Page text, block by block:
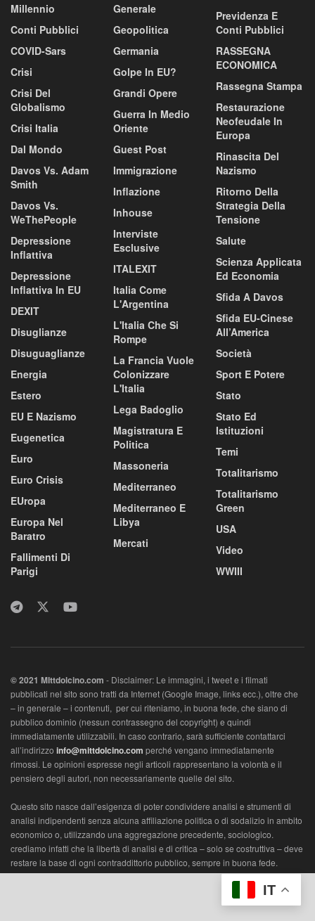
Millennio
Conti Pubblici
COVID-Sars
Crisi
Crisi Del
Globalismo
Crisi Italia
Dal Mondo
Davos Vs. Adam
Smith
Davos Vs.
WeThePeople
Depressione
Inflattiva
Depressione
Inflattiva In EU
DEXIT
Disuglianze
Disuguaglianze
Energia
Estero
EU E Nazismo
Eugenetica
Euro
Euro Crisis
EUropa
Europa Nel
Baratro
Fallimenti Di
Parigi
Generale
Geopolitica
Germania
Golpe In EU?
Grandi Opere
Guerra In Medio
Oriente
Guest Post
Immigrazione
Inflazione
Inhouse
Interviste
Esclusive
ITALEXIT
Italia Come
L'Argentina
L'Italia Che Si
Rompe
La Francia Vuole
Colonizzare
L'Italia
Lega Badoglio
Magistratura E
Politica
Massoneria
Mediterraneo
Mediterraneo E
Libya
Mercati
Previdenza E
Conti Pubblici
RASSEGNA
ECONOMICA
Rassegna Stampa
Restaurazione
Neofeudale In
Europa
Rinascita Del
Nazismo
Ritorno Della
Strategia Della
Tensione
Salute
Scienza Applicata
Ed Economia
Sfida A Davos
Sfida EU-Cinese
All’America
Società
Sport E Potere
Stato
Stato Ed
Istituzioni
Temi
Totalitarismo
Totalitarismo
Green
USA
Video
WWIII
© 2021 MIttdolcino.com - Disclaimer: Le immagini, i tweet e i filmati
pubblicati nel sito sono tratti da Internet (Google Image, links ecc.), oltre che
– in generale – i contenuti, per cui riteniamo, in buona fede, che siano di
pubblico dominio (nessun contrassegno del copyright) e quindi
immediatamente utilizzabili. In caso contrario, sarà sufficiente contattarci
all’indirizzo info@mittdolcino.com perché vengano immediatamente
rimossi. Le opinioni espresse negli articoli rappresentano la volontà e il
pensiero degli autori, non necessariamente quelle del sito.
Questo sito nasce dall’esigenza di poter condividere analisi e strumenti di
analisi indipendenti senza alcuna affiliazione politica o di sodalizio in ambito
economico o, utilizzando una aggregazione precedente, sociologico.
crediamo infatti che la libertà di analisi e di critica – solo se costruttiva – deve
restare la base di ogni contraddittorio pubblico, sempre in buona fede.
L’ambito vuole essere economico, con lo scopo di di analizzare la società
IT